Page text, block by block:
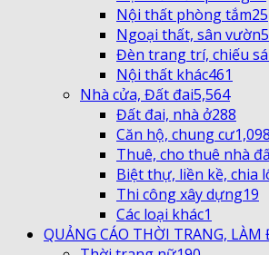
Nội thất phòng tắm25
Ngoại thất, sân vườn
Đèn trang trí, chiếu
Nội thất khác461
Nhà cửa, Đất đai5,564
Đất đai, nhà ở288
Căn hộ, chung cư1,098
Thuê, cho thuê nhà
Biệt thự, liền kề, chia
Thi công xây dựng19
Các loại khác1
QUẢNG CÁO THỜI TRANG, LÀM